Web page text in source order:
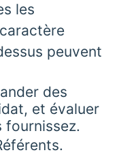
les
peuvent
des
et évaluer
fournissez.